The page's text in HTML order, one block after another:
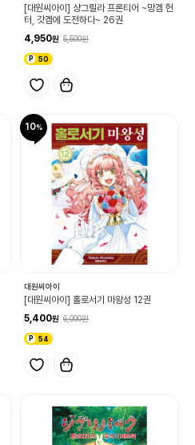
[대원씨아이] 샹그릴라 프론티어 ~망겜 헌
터, 갓겜에 도전하다~ 26권
4,950
5,500
50
10
대원씨아이
[대원씨아이] 홀로서기 마왕성 12권
5,400
6,000
54